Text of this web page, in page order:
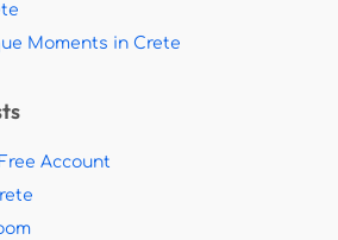
Moments in Crete
Account